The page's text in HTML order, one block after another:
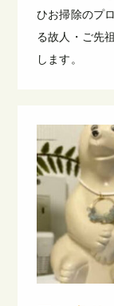
ひお掃除のプ
る故人・ご先
します。